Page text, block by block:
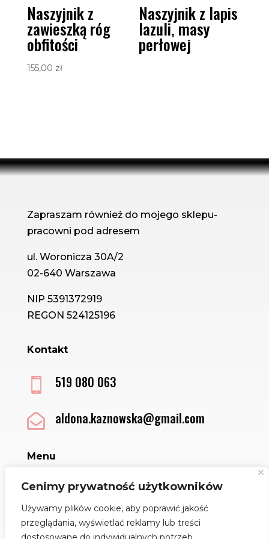
Cenimy prywatność użytkowników
Używamy plików cookie, aby poprawić jakość
przeglądania, wyświetlać reklamy lub treści
Naszyjnik z
zawieszką róg
obfitości
155,00 zł
Naszyjnik z lapis
lazuli, masy
perłowej
Zapraszam również do mojego sklepu-
pracowni pod adresem
ul. Woronicza 30A/2
02-640 Warszawa
NIP 5391372919
REGON 524125196
Kontakt
 519 080 063
 aldona.kaznowska@gmail.com
Menu
Sklep
Regulamin
Polityka Cookies